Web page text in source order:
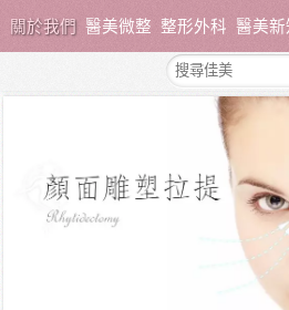
關於我們 醫美微整 整形外科 醫美新